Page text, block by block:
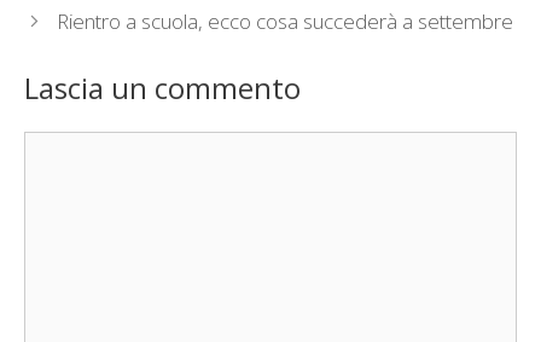
Rientro a scuola, ecco cosa succederà a settembre
Lascia un commento